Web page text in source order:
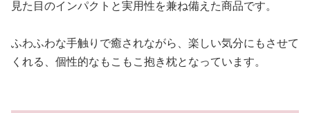
見た目のインパクトと実用性を兼ね備えた商品です。
ふわふわな手触りで癒されながら、楽しい気分にもさせて
くれる、個性的なもこもこ抱き枕となっています。